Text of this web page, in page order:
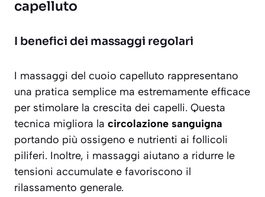
capelluto
I benefici dei massaggi regolari
I massaggi del cuoio capelluto rappresentano
una pratica semplice ma estremamente efficace
per stimolare la crescita dei capelli. Questa
tecnica migliora la circolazione sanguigna
portando più ossigeno e nutrienti ai follicoli
piliferi. Inoltre, i massaggi aiutano a ridurre le
tensioni accumulate e favoriscono il
rilassamento generale.